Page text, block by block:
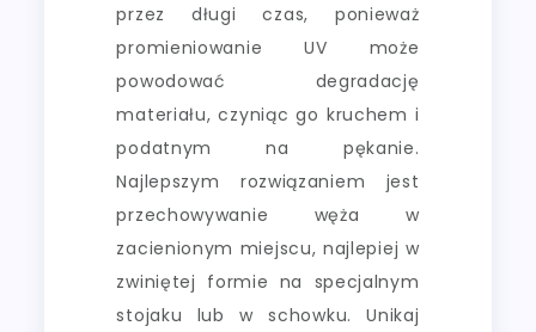
przez długi czas, ponieważ
promieniowanie UV może
powodować degradację
materiału, czyniąc go kruchem i
podatnym na pękanie.
Najlepszym rozwiązaniem jest
przechowywanie węża w
zacienionym miejscu, najlepiej w
zwiniętej formie na specjalnym
stojaku lub w schowku. Unikaj